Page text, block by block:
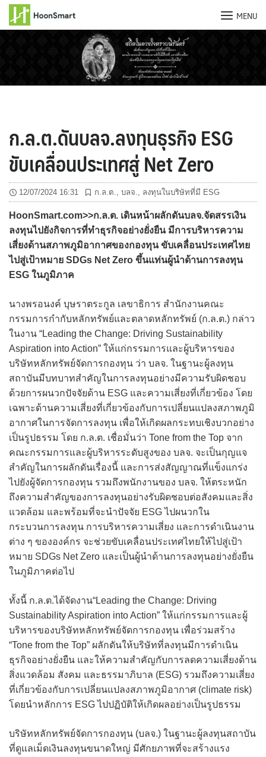
MENU
ก.ล.ต.ดันบลจ.ลงทุนธุรกิจ ESG
ขับเคลื่อนประเทศสู่ Net Zero
12/07/2024 16:31 ก.ล.ต. บลจ. ลงทุนในบริษัทที่มี ESG
HoonSmart.com>>ก.ล.ต. เดินหน้าผลักดันบลจ.จัดสรรเงิน
ลงทุนไปยังกิจการที่ทำธุรกิจอย่างยั่งยืน มีการบริหารความ
เสี่ยงด้านสภาพภูมิอากาศของกองทุน ขับเคลื่อนประเทศไทย
ไปสู่เป้าหมาย SDGs Net Zero ขึ้นแท่นผู้นำด้านการลงทุน
ESG ในภูมิภาค
นางพรอนงค์ บุษราตระกูล เลขาธิการ สำนักงานคณะ
กรรมการกำกับหลักทรัพย์และตลาดหลักทรัพย์ (ก.ล.ต.) กล่าว
ในงาน “Leading the Change: Driving Sustainability
Aspiration into Action” ให้แก่กรรมการและผู้บริหารของ
บริษัทหลักทรัพย์จัดการกองทุน ว่า บลจ. ในฐานะผู้ลงทุน
สถาบันมีบทบาทสำคัญในการลงทุนอย่างมีความรับผิดชอบ
ด้วยการผนวกปัจจัยด้าน ESG และความเสี่ยงที่เกี่ยวข้อง โดย
เฉพาะด้านความเสี่ยงที่เกี่ยวข้องกับการเปลี่ยนแปลงสภาพภูมิ
อากาศในการจัดการลงทุน เพื่อให้เกิดผลกระทบเชิงบวกอย่าง
เป็นรูปธรรม โดย ก.ล.ต. เชื่อมั่นว่า Tone from the Top จาก
คณะกรรมการและผู้บริหารระดับสูงของ บลจ. จะเป็นกุญแจ
สำคัญในการผลักดันเรื่องนี้ และการส่งสัญญาณที่แข็งแกร่ง
ไปยังผู้จัดการกองทุน รวมถึงพนักงานของ บลจ. ให้ตระหนัก
ถึงความสำคัญของการลงทุนอย่างรับผิดชอบต่อสังคมและสิ่ง
แวดล้อม และพร้อมที่จะนำปัจจัย ESG ไปผนวกใน
กระบวนการลงทุน การบริหารความเสี่ยง และการดำเนินงาน
ต่าง ๆ ขององค์กร จะช่วยขับเคลื่อนประเทศไทยให้ไปสู่เป้า
หมาย SDGs Net Zero และเป็นผู้นำด้านการลงทุนอย่างยั่งยืน
ในภูมิภาคต่อไป
ทั้งนี้ ก.ล.ต.ได้จัดงาน“Leading the Change: Driving
Sustainability Aspiration into Action” ให้แก่กรรมการและผู้
บริหารของบริษัทหลักทรัพย์จัดการกองทุน เพื่อร่วมสร้าง
“Tone from the Top” ผลักดันให้บริษัทที่ลงทุนมีการดำเนิน
ธุรกิจอย่างยั่งยืน และให้ความสำคัญกับการลดความเสี่ยงด้าน
สิ่งแวดล้อม สังคม และธรรมาภิบาล (ESG) รวมถึงความเสี่ยง
ที่เกี่ยวข้องกับการเปลี่ยนแปลงสภาพภูมิอากาศ (climate risk)
โดยนำหลักการ ESG ไปปฏิบัติให้เกิดผลอย่างเป็นรูปธรรม
บริษัทหลักทรัพย์จัดการกองทุน (บลจ.) ในฐานะผู้ลงทุนสถาบัน
ที่ดูแลเม็ดเงินลงทุนขนาดใหญ่ มีศักยภาพที่จะสร้างแรง